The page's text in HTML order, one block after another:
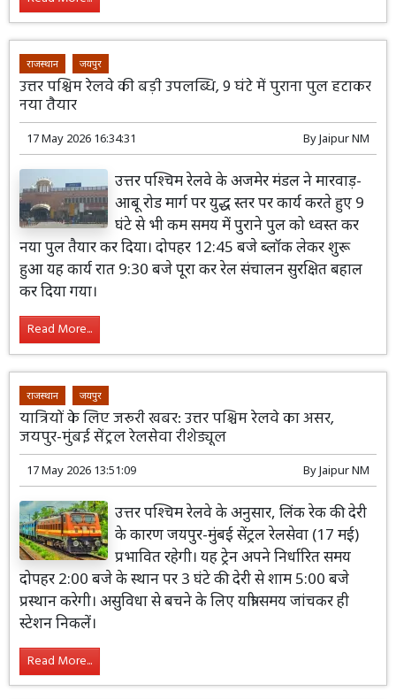
राजस्थान जयपुर
उत्तर पश्चिम रेलवे की बड़ी उपलब्धि, 9 घंटे में पुराना पुल हटाकर
नया तैयार
17 May 2026 16:34:31 ByJaipur NM
उत्तर पश्चिम रेलवे के अजमेर मंडल ने मारवाड़-
आबू रोड मार्ग पर युद्ध स्तर पर कार्य करते हुए 9
घंटे से भी कम समय में पुराने पुल को ध्वस्त कर
नया पुल तैयार कर दिया। दोपहर 12:45 बजे ब्लॉक लेकर शुरू
हुआ यह कार्य रात 9:30 बजे पूरा कर रेल संचालन सुरक्षित बहाल
कर दिया गया।
Read More...
राजस्थान जयपुर
यात्रियों के लिए जरूरी खबर: उत्तर पश्चिम रेलवे का असर,
जयपुर-मुंबई सेंट्रल रेलसेवा रीशेड्यूल
17 May 2026 13:51:09 ByJaipur NM
उत्तर पश्चिम रेलवे के अनुसार, लिंक रेक की देरी
के कारण जयपुर-मुंबई सेंट्रल रेलसेवा (17 मई)
प्रभावित रहेगी। यह ट्रेन अपने निर्धारित समय
दोपहर 2:00 बजे के स्थान पर 3 घंटे की देरी से शाम 5:00 बजे
प्रस्थान करेगी। असुविधा से बचने के लिए यात्री समय जांचकर ही
स्टेशन निकलें।
Read More...